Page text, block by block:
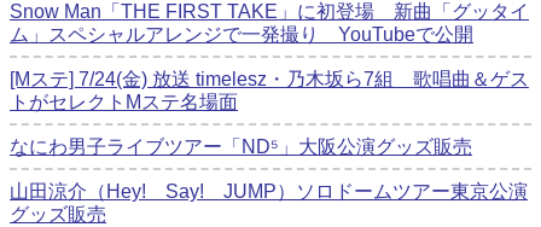
Snow Man「THE FIRST TAKE」に初登場 新曲「グッタイ
ム」スペシャルアレンジで一発撮り YouTubeで公開
[Mステ] 7/24(金) 放送 timelesz・乃木坂ら7組 歌唱曲＆ゲス
トがセレクトMステ名場面
なにわ男子ライブツアー「ND⁵」大阪公演グッズ販売
山田涼介（Hey! Say! JUMP）ソロドームツアー東京公演
グッズ販売